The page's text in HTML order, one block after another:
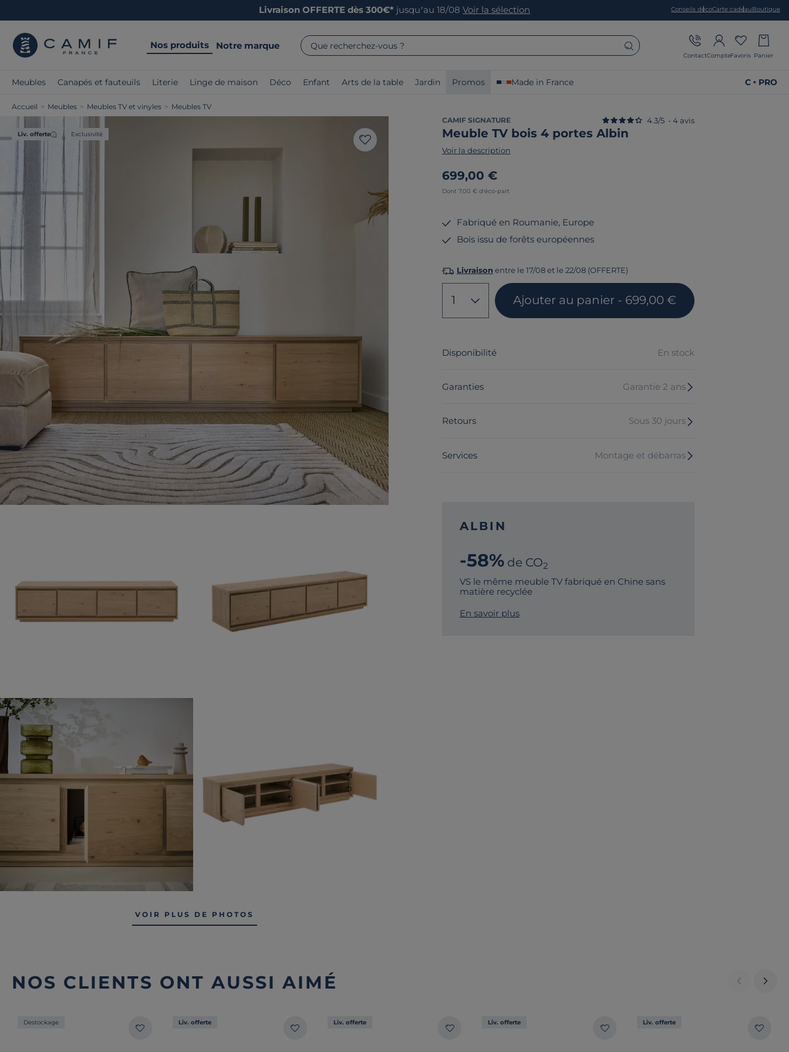
Livraison OFFERTE dès 300€* jusqu’au 18/08 Voir la sélection Conseils décoCarte cadeauBoutique
Nos produits Notre marque Que recherchez-vous ?
ContactCompteFavoris Panier
Meubles Canapés et fauteuils Literie Linge de maison Déco Enfant Arts de la table Jardin Promos Made in France C • PRO
Accueil > Meubles > Meubles TV et vinyles > Meubles TV
Liv. offerte Exclusivité
VOIR PLUS DE PHOTOS
CAMIF SIGNATURE
Meuble TV bois 4 portes Albin
4.3/5 - 4 avis
Voir la description
699,00 €
Dont 7,00 € d'éco-part
Fabriqué en Roumanie, Europe
Bois issu de forêts européennes
Livraison entre le 17/08 et le 22/08 (OFFERTE)
1 Ajouter au panier - 699,00 €
Disponibilité En stock
Garanties Garantie 2 ans
Retours Sous 30 jours
Services Montage et débarras
ALBIN
-58%de CO2
VS le même meuble TV fabriqué en Chine sans
matière recyclée
En savoir plus
NOS CLIENTS ONT AUSSI AIMÉ
Destockage Liv. offerte Liv. offerte Liv. offerte Liv. offerte